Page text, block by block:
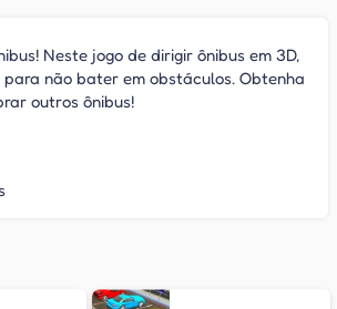
Neste jogo de dirigir ônibus em 3D,
para não bater em obstáculos. Obtenha
outros ônibus!